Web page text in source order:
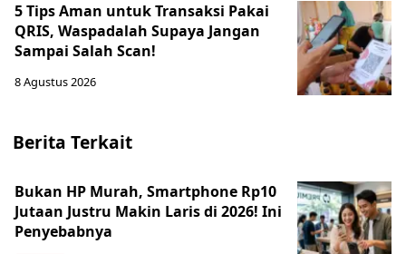
5 Tips Aman untuk Transaksi Pakai
QRIS, Waspadalah Supaya Jangan
Sampai Salah Scan!
8 Agustus 2026
Berita Terkait
Bukan HP Murah, Smartphone Rp10
Jutaan Justru Makin Laris di 2026! Ini
Penyebabnya